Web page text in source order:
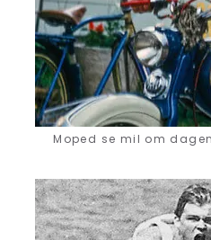
Moped se mil om